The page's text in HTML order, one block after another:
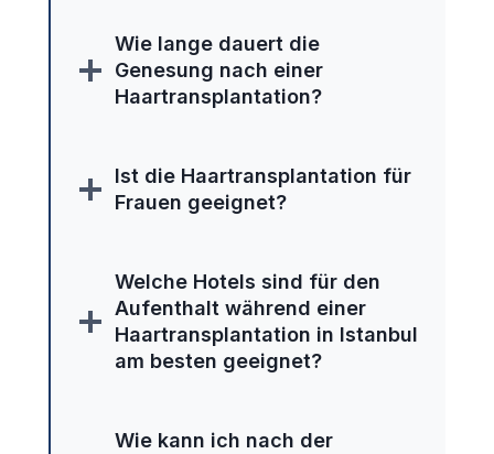
Wie lange dauert die
Genesung nach einer
Haartransplantation?
Ist die Haartransplantation für
Frauen geeignet?
Welche Hotels sind für den
Aufenthalt während einer
Haartransplantation in Istanbul
am besten geeignet?
Wie kann ich nach der